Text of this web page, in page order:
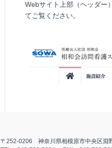
Webサイト上部（ヘッダー
てご覧ください。
〒252-0206
神奈川県相模原市中央区